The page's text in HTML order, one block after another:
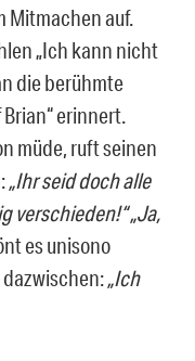
Mitmachen auf.
„Ich kann nicht
die berühmte
Brian“ erinnert.
müde, ruft seinen
„Ihr seid doch alle
verschieden!“„Ja,
es unisono
„Ich